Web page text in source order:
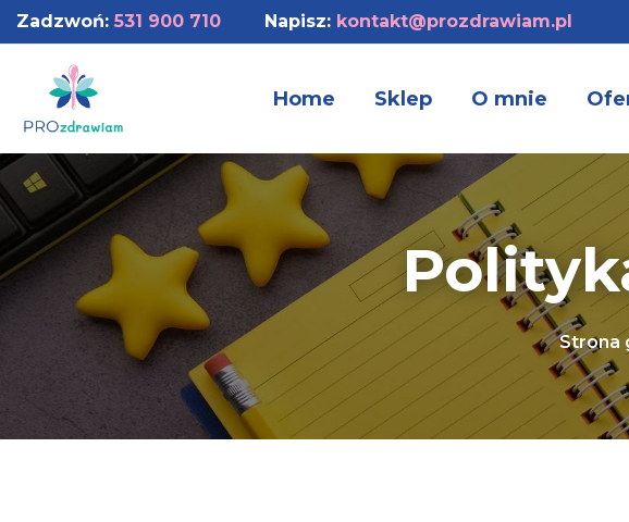
Zadzwoń:531 900 710 Napisz: kontakt@prozdrawiam.pl
Home Sklep O mnie
Strona